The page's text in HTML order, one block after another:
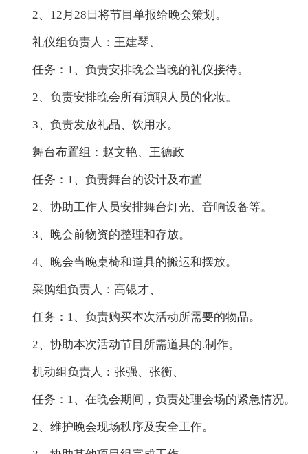
2、12月28日将节目单报给晚会策划。
礼仪组负责人：王建琴、
任务：1、负责安排晚会当晚的礼仪接待。
2、负责安排晚会所有演职人员的化妆。
3、负责发放礼品、饮用水。
舞台布置组：赵文艳、王德政
任务：1、负责舞台的设计及布置
2、协助工作人员安排舞台灯光、音响设备等。
3、晚会前物资的整理和存放。
4、晚会当晚桌椅和道具的搬运和摆放。
采购组负责人：高银才、
任务：1、负责购买本次活动所需要的物品。
2、协助本次活动节目所需道具的.制作。
机动组负责人：张强、张衡、
任务：1、在晚会期间，负责处理会场的紧急情况。
2、维护晚会现场秩序及安全工作。